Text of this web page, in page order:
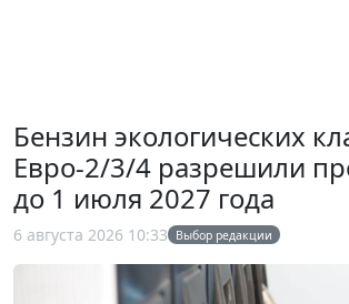
Бензин экологических
Евро-2/3/4 разрешили
до 1 июля 2027 года
6 августа 2026 10:33 Выбор редакции